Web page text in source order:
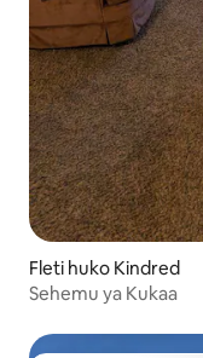
Fleti huko Kindred
Sehemu ya Kukaa